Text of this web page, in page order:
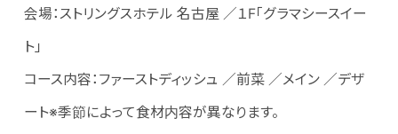
会場：ストリングスホテル 名古屋 ／１F「グラマシースイー
ト」
コース内容：ファーストディッシュ ／前菜 ／メイン ／デザ
ート※季節によって食材内容が異なります。